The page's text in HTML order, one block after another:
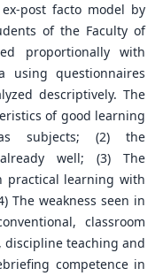
post facto model by
of the Faculty of
proportionally with
using questionnaires
descriptively. The
of good learning
subjects; (2) the
well; (3) The
practical learning with
The weakness seen in
classroom
discipline teaching and
competence in